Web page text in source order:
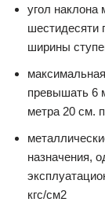
угол наклона
шестидесяти
ширины
превышать 6
метра 20 см.
назначения,
кгс/см2